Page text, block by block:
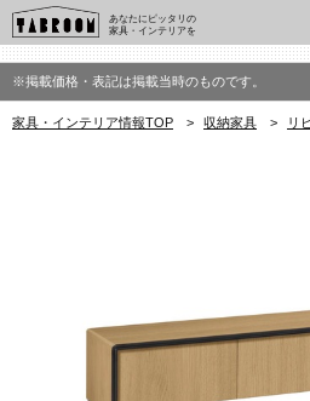
あなたにピッタリの
家具・インテリアを
※掲載価格・表記は掲載当時のものです。
家具・インテリア情報TOP > 収納家具 > リ